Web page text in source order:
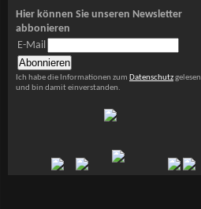
Hier können Sie unseren Newsletter
abbonieren
E-Mail
Ich habe die Informationen zum Datenschutzgelesen
und bin damit einverstanden.